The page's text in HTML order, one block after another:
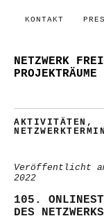
KONTAKT
NETZWERK
AKTIVITÄTEN ,
Veröffentlicht
2022
105.
DES NETZWERKS